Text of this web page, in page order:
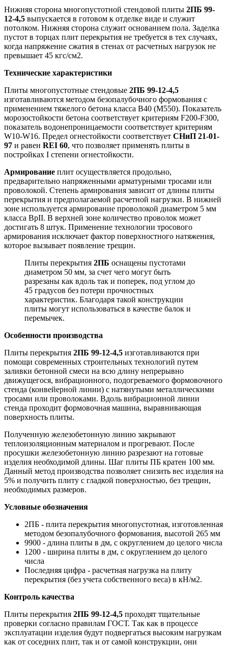
Нижняя сторона многопустотной стендовой плиты 2ПБ 99-
12-4,5 выпускается в готовом к отделке виде и служит
потолком. Нижняя сторона служит основанием пола. Заделка
пустот в торцах плит перекрытия не требуется в тех случаях,
когда напряжение сжатия в стенах от расчетных нагрузок не
превышает 45 кгс/см2.
Технические характеристики
Плиты многопустотные стендовые 2ПБ 99-12-4,5
изготавливаются методом безопалубочного формования с
применением тяжелого бетона класса В40 (М550). Показатель
морозостойкости бетона соответствует критериям F200-F300,
показатель водонепроницаемости соответствует критериям
W10-W16. Предел огнестойкости соответствует СНиП 21-01-
97 и равен REI 60, что позволяет применять плиты в
постройках I степени огнестойкости.
Армирование плит осуществляется продольно,
предварительно напряженными арматурными тросами или
проволокой. Степень армирования зависит от длины плиты
перекрытия и предполагаемой расчетной нагрузки. В нижней
зоне используется армирование проволокой диаметром 5 мм
класса BpII. В верхней зоне количество проволок может
достигать 8 штук. Применение технологии тросового
армирования исключает фактор поверхностного натяжения,
которое вызывает появление трещин.
Плиты перекрытия 2ПБ оснащены пустотами
диаметром 50 мм, за счет чего могут быть
разрезаны как вдоль так и поперек, под углом до
45 градусов без потери прочностных
характеристик. Благодаря такой конструкции
плиты могут использоваться в качестве балок и
перемычек.
Особенности производства
Плиты перекрытия 2ПБ 99-12-4,5 изготавливаются при
помощи современных строительных технологий путем
заливки бетонной смеси на всю длину непрерывно
движущегося, вибрационного, подогреваемого формовочного
стенда (конвейерной линии) с натянутыми металлическими
тросами или проволоками. Вдоль вибрационной линии
стенда проходит формовочная машина, выравнивающая
поверхность плиты.
Полученную железобетонную линию закрывают
теплоизоляционным материалом и прогревают. После
просушки железобетонную линию разрезают на готовые
изделия необходимой длины. Шаг плиты ПБ кратен 100 мм.
Данный метод производства позволяет снизить вес изделия на
5% и получить плиту с гладкой поверхностью, без трещин,
необходимых размеров.
Условные обозначения
2ПБ - плита перекрытия многопустотная, изготовленная
методом безопалубочного формования, высотой 265 мм
9900 - длина плиты в дм, с округлением до целого числа
1200 - ширина плиты в дм, с округлением до целого
числа
Последняя цифра - расчетная нагрузка на плиту
перекрытия (без учета собственного веса) в кН/м2.
Контроль качества
Плиты перекрытия 2ПБ 99-12-4,5 проходят тщательные
проверки согласно правилам ГОСТ. Так как в процессе
эксплуатации изделия будут подвергаться высоким нагрузкам
как от соседних плит, так и от самой конструкции, они